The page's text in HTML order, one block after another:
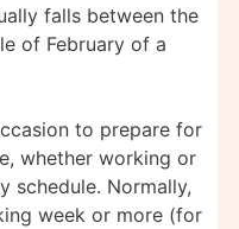
falls between the
of February of a
to prepare for
whether working or
schedule. Normally,
week or more (for